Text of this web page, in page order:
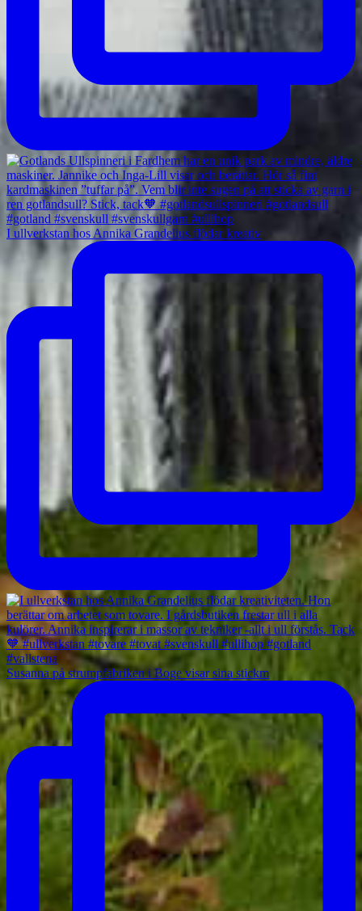
I ullverkstan hos Annika Grandelius flödar kreativ
Susanna på strumpfabriken i Boge visar sina stickm